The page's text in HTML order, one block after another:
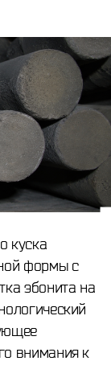
куска
формы с
эбонита на
внимания к